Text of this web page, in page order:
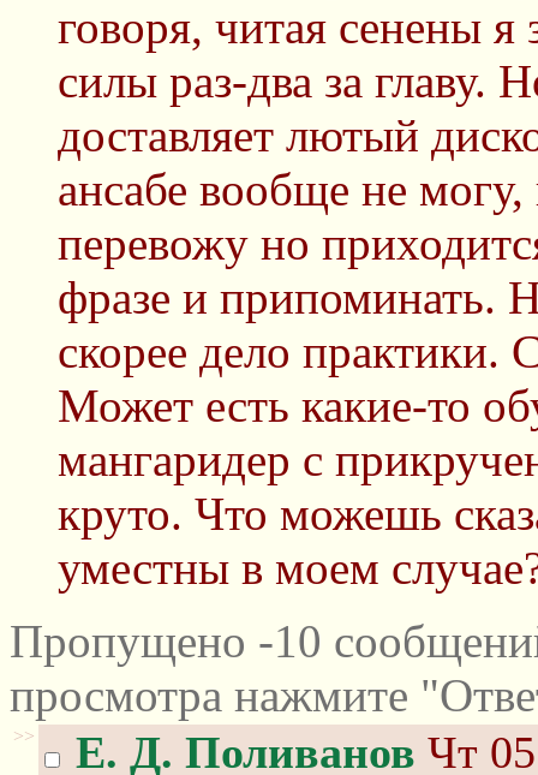
говоря, читая сенены я
силы раз-два за главу.
доставляет лютый
ансабе вообще не
перевожу но
фразе и припоминать.
скорее дело практики.
Может есть какие-то
мангаридер с
круто. Что можешь
уместны в моем
Пропущено -10
просмотра нажмите
>> Е. Д. Поливанов Чт